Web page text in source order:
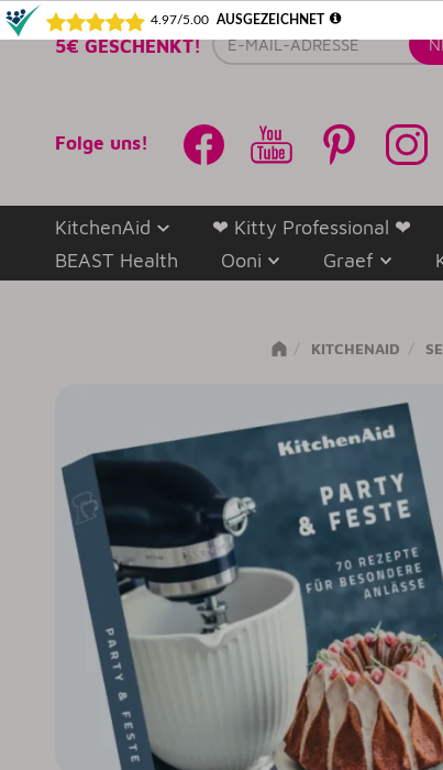
5€ GESCHENKT! E-
Mail-
Folge uns!
KitchenAid ❤ Kitty Professional ❤
BEAST Health
Ooni Graef
KITCHENAID